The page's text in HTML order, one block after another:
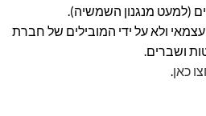
(למעט מנגנון השמשיה).
ולא על ידי המובילים של חברת
ושברים.
כאן.